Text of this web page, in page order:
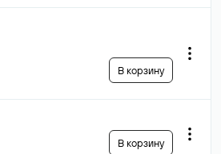
В корзину
В корзину